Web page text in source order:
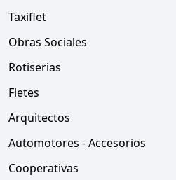
Taxiflet
Obras Sociales
Rotiserias
Fletes
Arquitectos
Automotores - Accesorios
Cooperativas